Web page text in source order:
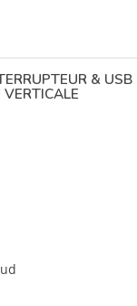
& USB